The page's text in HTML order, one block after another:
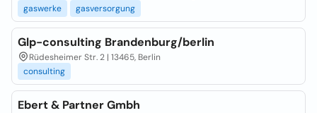
gaswerke
gasversorgung
Glp-consulting Brandenburg/berlin
Rüdesheimer Str. 2 | 13465, Berlin
consulting
Ebert & Partner Gmbh